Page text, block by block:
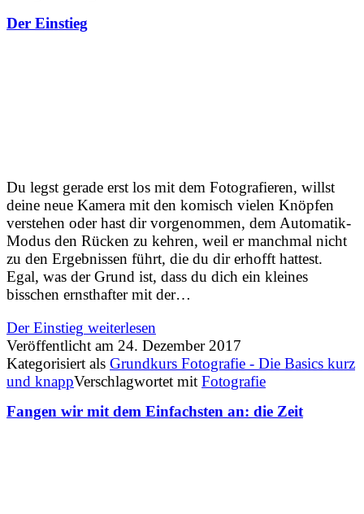
Der Einstieg
Du legst gerade erst los mit dem Fotografieren, willst
deine neue Kamera mit den komisch vielen Knöpfen
verstehen oder hast dir vorgenommen, dem Automatik-
Modus den Rücken zu kehren, weil er manchmal nicht
zu den Ergebnissen führt, die du dir erhofft hattest.
Egal, was der Grund ist, dass du dich ein kleines
bisschen ernsthafter mit der…
Der Einstieg weiterlesen
Veröffentlicht am 24. Dezember 2017
Kategorisiert als Grundkurs Fotografie - Die Basics kurz
und knappVerschlagwortet mit Fotografie
Fangen wir mit dem Einfachsten an: die Zeit